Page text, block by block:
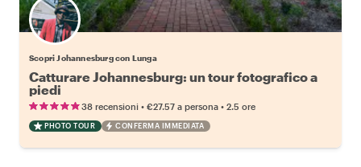
Scopri Johannesburg con Lunga
Catturare Johannesburg: un tour fotografico a
piedi
38 recensioni • €27.57 a persona • 2.5 ore
PHOTO TOUR CONFERMA IMMEDIATA